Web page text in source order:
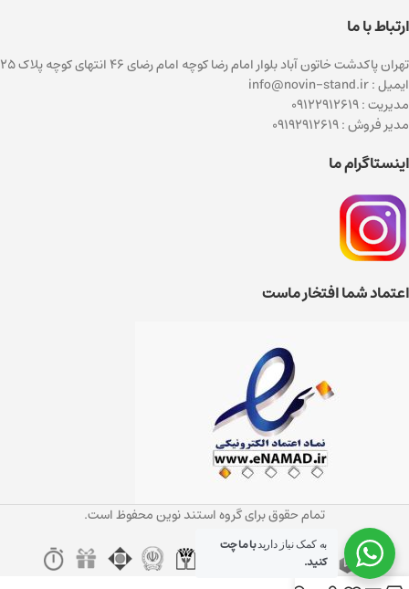
ارتباط با ما
تهران پاکدشت خاتون آباد بلوار امام رضا کوچه امام رضای ۴۶ انتهای کوچه پلاک ۲۵
ایمیل : info@novin-stand.ir
مدیریت : 09122912619
مدیر فروش : 09192912619
اینستاگرام ما
اعتماد شما افتخار ماست
تمام حقوق برای گروه استند نوین محفوظ است.
به کمک نیاز داریدبا ما چت
کنید.